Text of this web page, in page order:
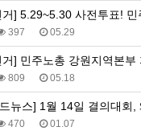
사전투표! 민주노총 강원지역
397 05.29
] 민주노총 강원지역본부
809 05.18
뉴스] 1월 14일 결의대회,
470 01.07